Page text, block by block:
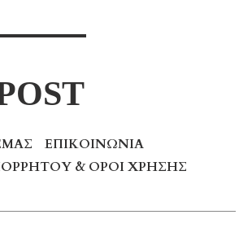
ΕΠΙΚΟΙΝΩΝΊΑ
& ΌΡΟΙ ΧΡΉΣΗΣ